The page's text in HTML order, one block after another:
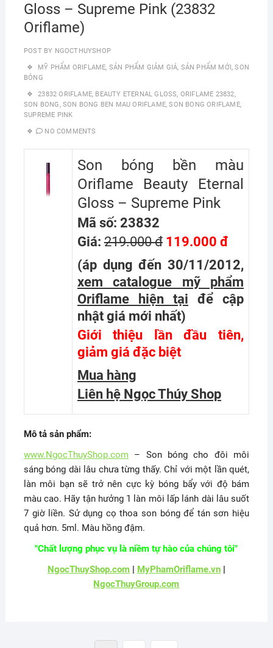
Gloss – Supreme Pink (23832
Oriflame)
POST BY NGOCTHUYSHOP
MỸ PHẨM ORIFLAME, SẢN PHẨM GIẢM GIÁ, SẢN PHẨM MỚI,SON
BÓNG
23832 ORIFLAME, BEAUTY ETERNAL GLOSS, ORIFLAME 23832,
SON BONG, SON BONG BEN MAU ORIFLAME,SON BONG ORIFLAME,
SUPREME PINK
NO COMMENTS
Son bóng bền màu
Oriflame Beauty Eternal
Gloss – Supreme Pink
Mã số: 23832
Giá: 219.000 đ119.000 đ
(áp dụng đến 30/11/2012,
xem catalogue mỹ phẩm
Oriflame hiện tại
để cập
nhật giá mới nhất)
Giới thiệu lần đầu tiên,
giảm giá đặc biệt
Mua hàng
Liên hệ Ngọc Thúy Shop
Mô tả sản phẩm:
www.NgocThuyShop.com– Son bóng cho đôi môi
sáng bóng dài lâu chưa từng thấy. Chỉ với một lần quét,
làn môi bạn sẽ trở nên cực kỳ bóng bẩy với độ bám
màu cao. Hãy tận hưởng 1 làn môi lấp lánh dài lâu suốt
7 giờ liền. Sử dụng cọ thoa son bóng để tán sơn hiệu
quả hơn. 5ml. Màu hồng đậm.
"Chất lượng phục vụ là niềm tự hào của chúng tôi"
NgocThuyShop.com| MyPhamOriflame.vn|
NgocThuyGroup.com